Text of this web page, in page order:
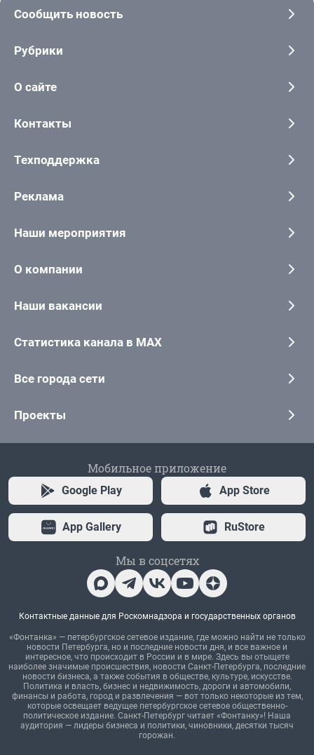
Сообщить новость
Рубрики
О сайте
Контакты
Техподдержка
Реклама
Наши мероприятия
О компании
Наши вакансии
Статистика канала в MAX
Все города сети
Проекты
Мобильное приложение
Google Play App Store
App Gallery RuStore
Мы в соцсетях
Контактные данные для Роскомнадзора и государственных органов
«Фонтанка» — петербургское сетевое издание, где можно найти не только
новости Петербурга, но и последние новости дня, и все важное и
интересное, что происходит в России и в мире. Здесь вы отыщете
наиболее значимые происшествия, новости Санкт-Петербурга, последние
новости бизнеса, а также события в обществе, культуре, искусстве.
Политика и власть, бизнес и недвижимость, дороги и автомобили,
финансы и работа, город и развлечения — вот только некоторые из тем,
которые освещает ведущее петербургское сетевое общественно-
политическое издание. Санкт-Петербург читает «Фонтанку»! Наша
аудитория — лидеры бизнеса и политики, чиновники, десятки тысяч
горожан.